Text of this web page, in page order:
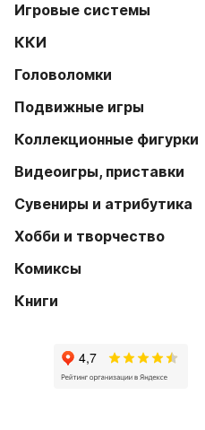
Игровые системы
ККИ
Головоломки
Подвижные игры
Коллекционные фигурки
Видеоигры, приставки
Сувениры и атрибутика
Хобби и творчество
Комиксы
Книги